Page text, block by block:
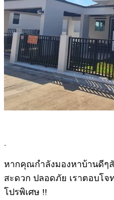
.
หากคุณกำลังมองหาบ้านดีๆ
สะดวก ปลอดภัย เราตอบโจ
โปรพิเศษ !!